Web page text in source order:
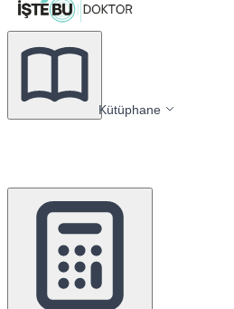
Kütüphane